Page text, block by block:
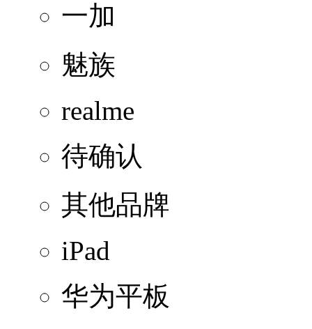
一加
魅族
realme
待确认
其他品牌
iPad
华为平板